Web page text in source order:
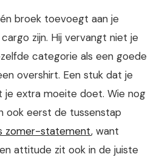
broek toevoegt aan je
zijn. Hij vervangt niet je
categorie als een goede
overshirt. Een stuk dat je
extra moeite doet. Wie nog
ook eerst de tussenstap
zomer-statement, want
attitude zit ook in de juiste